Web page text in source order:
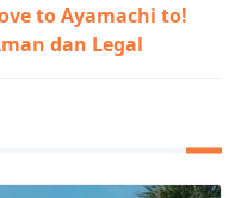
to Ayamachi to!
dan Legal